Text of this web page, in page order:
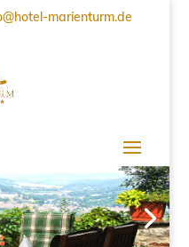
marienturm.de